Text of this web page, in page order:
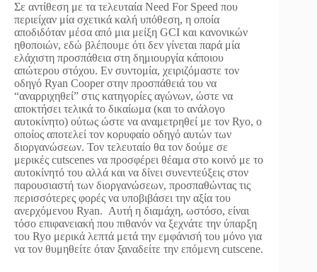
Σε αντίθεση με τα τελευταία Need For Speed που
περιείχαν μία σχετικά καλή υπόθεση, η οποία
αποδιδόταν μέσα από μια μείξη GCI και κανονικών
ηθοποιών, εδώ βλέπουμε ότι δεν γίνεται παρά μία
ελάχιστη προσπάθεια στη δημιουργία κάποιου
απώτερου στόχου. Εν συντομία, χειριζόμαστε τον
οδηγό Ryan Cooper στην προσπάθειά του να
“αναρριχηθεί” στις κατηγορίες αγώνων, ώστε να
αποκτήσει τελικά το δικαίωμα (και το ανάλογο
αυτοκίνητο) ούτως ώστε να αναμετρηθεί με τον Ryo, ο
οποίος αποτελεί τον κορυφαίο οδηγό αυτών των
διοργανώσεων. Τον τελευταίο θα τον δούμε σε
μερικές cutscenes να προσφέρει θέαμα στο κοινό με το
αυτοκίνητό του αλλά και να δίνει συνεντεύξεις στον
παρουσιαστή των διοργανώσεων, προσπαθώντας τις
περισσότερες φορές να υποβιβάσει την αξία του
ανερχόμενου Ryan. Αυτή η διαμάχη, ωστόσο, είναι
τόσο επιφανειακή που πιθανόν να ξεχνάτε την ύπαρξη
του Ryo μερικά λεπτά μετά την εμφάνισή του μόνο για
να τον θυμηθείτε όταν ξαναδείτε την επόμενη cutscene.